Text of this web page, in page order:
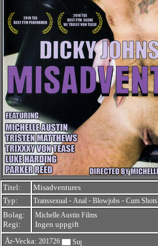
Titel:
Misadventures
Typ:
Transsexual - Anal - Blowjobs - Cum Shots
Bolag:
Regi:
Michelle Austin Films
Ingen uppgift
År-Vecka: 201726